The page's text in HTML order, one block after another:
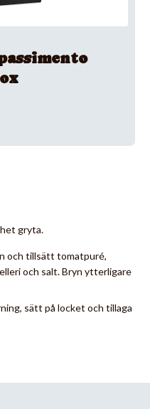
gryta.
och tillsätt tomatpuré,
och salt. Bryn ytterligare
sätt på locket och tillaga